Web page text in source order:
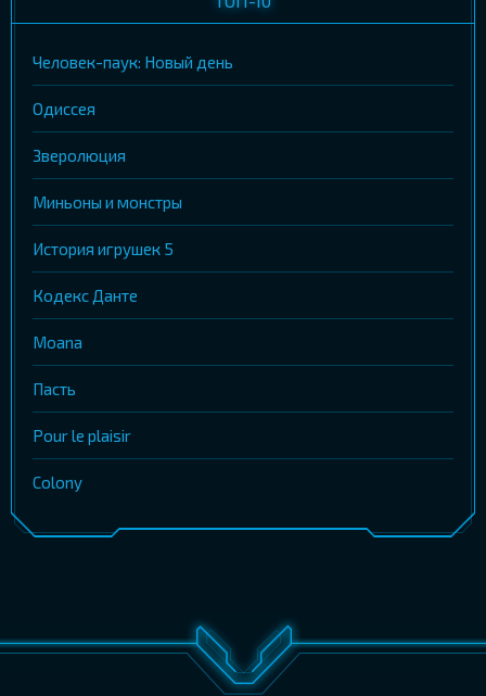
Человек-паук: Новый день
Одиссея
Зверолюция
Миньоны и монстры
История игрушек 5
Кодекс Данте
Moana
Пасть
Pour le plaisir
Colony